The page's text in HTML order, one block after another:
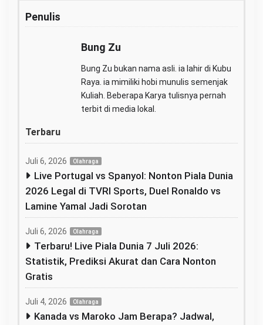
Penulis
Bung Zu
Bung Zu bukan nama asli. ia lahir di Kubu
Raya. ia mimiliki hobi munulis semenjak
Kuliah. Beberapa Karya tulisnya pernah
terbit di media lokal.
Terbaru
Juli 6, 2026 Olahraga
Live Portugal vs Spanyol: Nonton Piala Dunia
2026 Legal di TVRI Sports, Duel Ronaldo vs
Lamine Yamal Jadi Sorotan
Juli 6, 2026 Olahraga
Terbaru! Live Piala Dunia 7 Juli 2026:
Statistik, Prediksi Akurat dan Cara Nonton
Gratis
Juli 4, 2026 Olahraga
Kanada vs Maroko Jam Berapa? Jadwal,